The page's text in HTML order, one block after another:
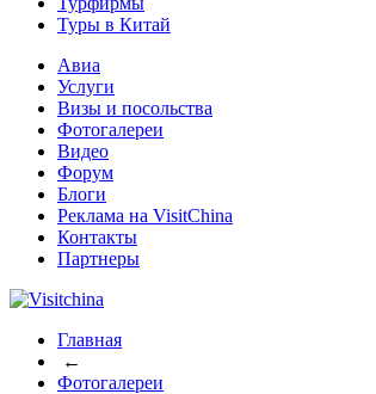
Туры в Китай
Авиа
Услуги
Визы и посольства
Фотогалереи
Видео
Форум
Блоги
Реклама на VisitChina
Контакты
Партнеры
Главная
←
Фотогалереи